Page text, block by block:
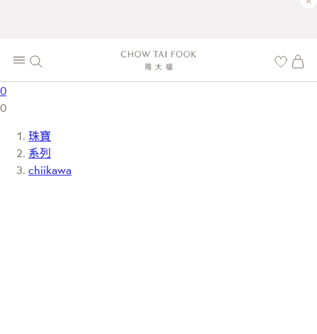
0
0
珠寶
系列
chiikawa